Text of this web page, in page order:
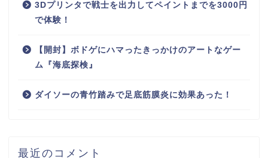
3Dプリンタで戦士を出力してペイントまでを3000円
で体験！
【開封】ボドゲにハマったきっかけのアートなゲー
ム『海底探検』
ダイソーの青竹踏みで足底筋膜炎に効果あった！
最近のコメント